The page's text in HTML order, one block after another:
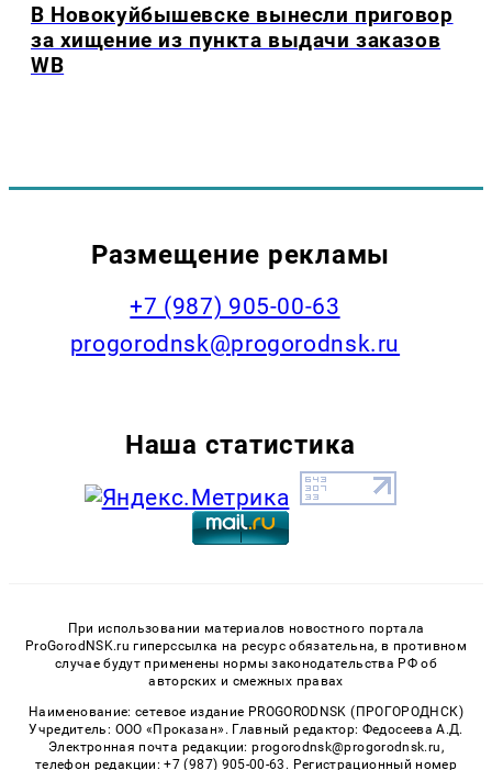
В Новокуйбышевске вынесли приговор
за хищение из пункта выдачи заказов
WB
Размещение рекламы
+7 (987) 905-00-63
progorodnsk@progorodnsk.ru
Наша статистика
При использовании материалов новостного портала
ProGorodNSK.ru гиперссылка на ресурс обязательна, в противном
случае будут применены нормы законодательства РФ об
авторских и смежных правах
Наименование: сетевое издание PROGORODNSK (ПРОГОРОДНСК)
Учредитель: ООО «Проказан». Главный редактор: Федосеева А.Д.
Электронная почта редакции: progorodnsk@progorodnsk.ru,
телефон редакции: +7 (987) 905-00-63. Регистрационный номер